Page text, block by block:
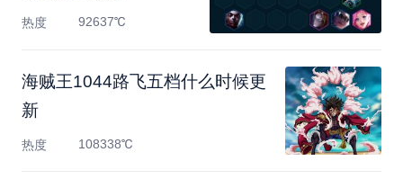
热度 92637℃
海贼王1044路飞五档什么时候更
新
热度 108338℃